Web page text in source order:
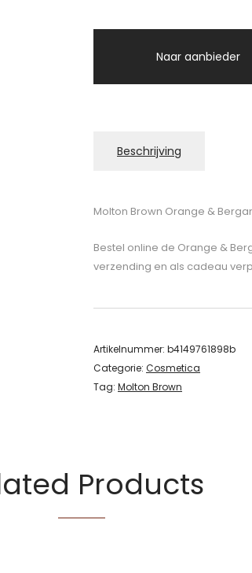
Naar aanbieder
Beschrijving
Molton Brown Orange &
Bestel online de Orange &
verzending en als cadeau
Artikelnummer: b4149761898b
Categorie: Cosmetica
Tag: Molton Brown
Products